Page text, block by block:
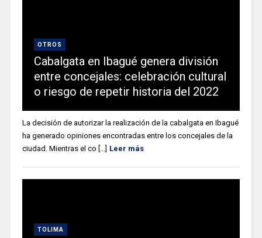
OTROS
Cabalgata en Ibagué genera división
entre concejales: celebración cultural
o riesgo de repetir historia del 2022
La decisión de autorizar la realización de la cabalgata en Ibagué
ha generado opiniones encontradas entre los concejales de la
ciudad. Mientras el co [...] Leer más
TOLIMA